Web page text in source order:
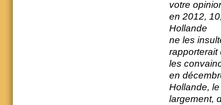
votre
en 2012,
Hollande
ne les
rapporterait
les
en
Hollande,
largement,